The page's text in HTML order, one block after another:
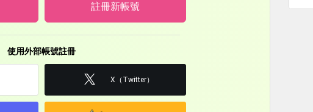
註冊新帳號
使用外部帳號註冊
X（Twitter）